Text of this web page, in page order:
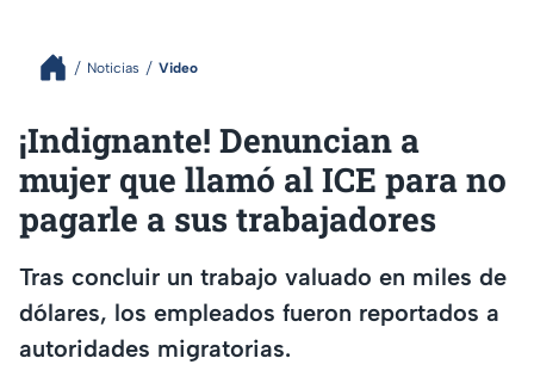
Noticias Video
¡Indignante! Denuncian a
mujer que llamó al ICE para no
pagarle a sus trabajadores
Tras concluir un trabajo valuado en miles de
dólares, los empleados fueron reportados a
autoridades migratorias.